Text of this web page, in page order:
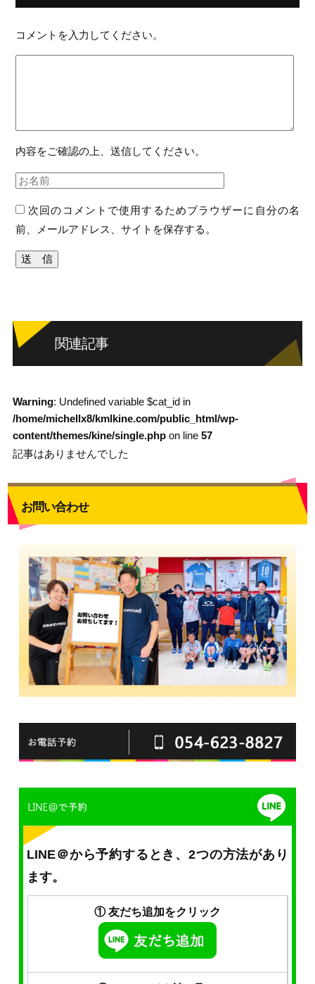
コメントを入力してください。
内容をご確認の上、送信してください。
次回のコメントで使用するためブラウザーに自分の名
前、メールアドレス、サイトを保存する。
関連記事
Warning: Undefined variable $cat_id in
/home/michellx8/kmlkine.com/public_html/wp-
content/themes/kine/single.phpon line 57
記事はありませんでした
お問い合わせ
LINE＠から予約するとき、2つの方法があり
ます。
① 友だち追加をクリック